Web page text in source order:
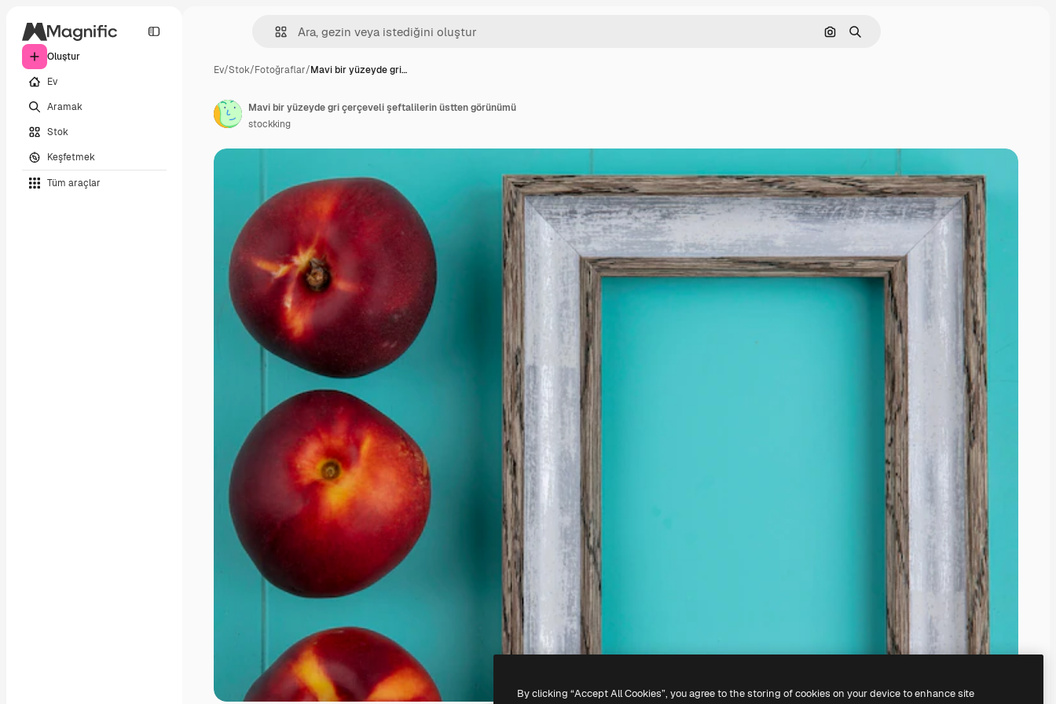
Oluştur
Ev
Aramak
Stok
Keşfetmek
Tüm araçlar
Görüntüyle ara
Aramak
Ev/Stok/Fotoğraflar/Mavi bir yüzeyde gri…
Mavi bir yüzeyde gri çerçeveli şeftalilerin üstten görünümü
stockking
By clicking “Accept All Cookies”, you agree to the storing of cookies on your device to enhance site